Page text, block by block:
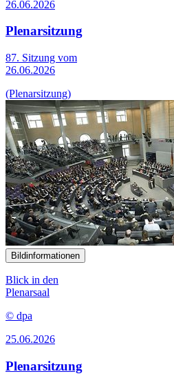
26.06.2026
Plenarsitzung
87. Sitzung vom
26.06.2026
(Plenarsitzung)
Bildinformationen
Blick in den
Plenarsaal
© dpa
25.06.2026
Plenarsitzung